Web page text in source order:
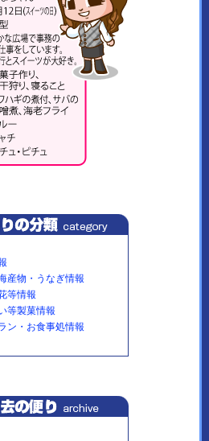
産物・うなぎ情報
等情報
等製菓情報
ン・お食事処情報